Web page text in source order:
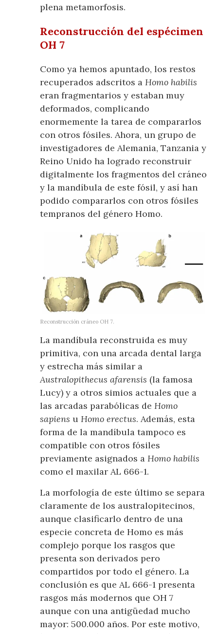
plena metamorfosis.
Reconstrucción del espécimen
OH 7
Como ya hemos apuntado, los restos
recuperados adscritos aHomo habilis
eran fragmentarios y estaban muy
deformados, complicando
enormemente la tarea de compararlos
con otros fósiles. Ahora, un grupo de
investigadores de Alemania, Tanzania y
Reino Unido ha logrado reconstruir
digitalmente los fragmentos del cráneo
y la mandíbula de este fósil, y así han
podido compararlos con otros fósiles
tempranos del género Homo.
Reconstrucción cráneo OH 7.
La mandíbula reconstruida es muy
primitiva, con una arcada dental larga
y estrecha más similar a
Australopithecus afarensis (la famosa
Lucy) y a otros simios actuales que a
las arcadas parabólicas deHomo
sapiens uHomo erectus. Además, esta
forma de la mandíbula tampoco es
compatible con otros fósiles
previamente asignados aHomo habilis
como el maxilar AL 666-1.
La morfología de este último se separa
claramente de los australopitecinos,
aunque clasificarlo dentro de una
especie concreta de Homo es más
complejo porque los rasgos que
presenta son derivados pero
compartidos por todo el género. La
conclusión es que AL 666-1 presenta
rasgos más modernos que OH 7
aunque con una antigüedad mucho
mayor: 500.000 años. Por este motivo,